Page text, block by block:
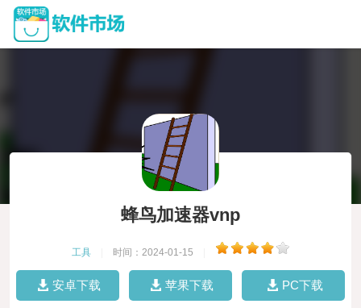
蜂鸟加速器vnp
工具 时间：2024-01-15
安卓下载 苹果下载 PC下载